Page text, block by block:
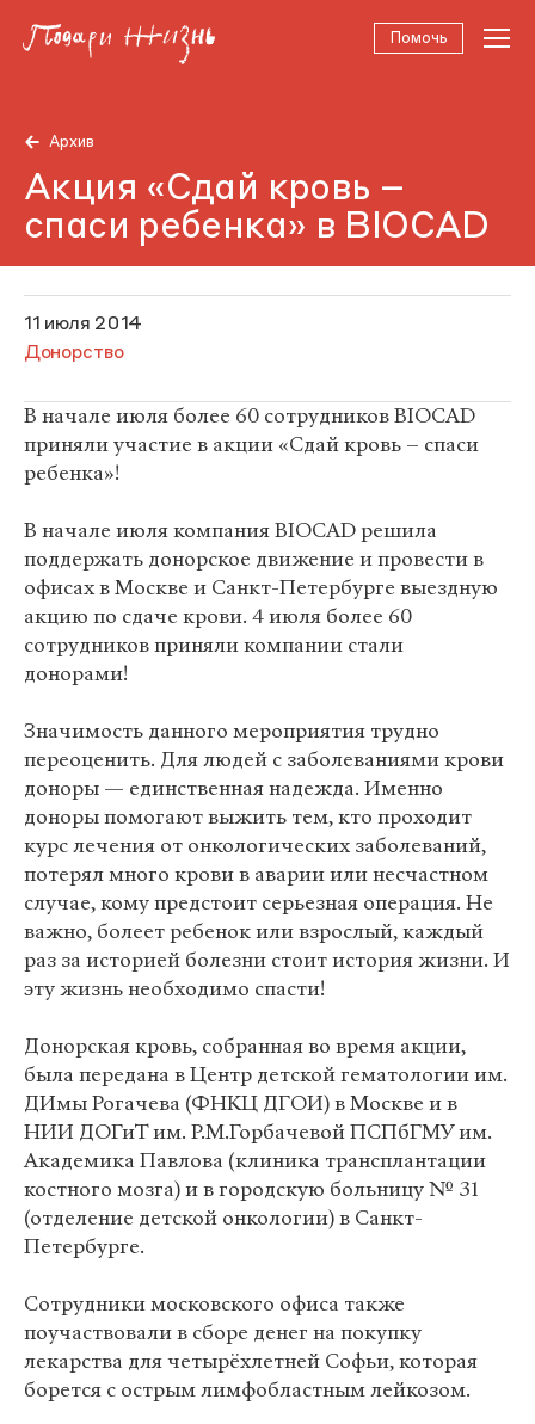
Помочь
Архив
Акция «Сдай кровь –
спаси ребенка» в BIOCAD
11 июля 2014
Донорство
В начале июля более 60 сотрудников BIOCAD
приняли участие в акции «Сдай кровь – спаси
ребенка»!
В начале июля компания BIOCAD решила
поддержать донорское движение и провести в
офисах в Москве и Санкт-Петербурге выездную
акцию по сдаче крови. 4 июля более 60
сотрудников приняли компании стали
донорами!
Значимость данного мероприятия трудно
переоценить. Для людей с заболеваниями крови
доноры — единственная надежда. Именно
доноры помогают выжить тем, кто проходит
курс лечения от онкологических заболеваний,
потерял много крови в аварии или несчастном
случае, кому предстоит серьезная операция. Не
важно, болеет ребенок или взрослый, каждый
раз за историей болезни стоит история жизни. И
эту жизнь необходимо спасти!
Донорская кровь, собранная во время акции,
была передана в Центр детской гематологии им.
ДИмы Рогачева (ФНКЦ ДГОИ) в Москве и в
НИИ ДОГиТ им. Р.М.Горбачевой ПСПбГМУ им.
Академика Павлова (клиника трансплантации
костного мозга) и в городскую больницу № 31
(отделение детской онкологии) в Санкт-
Петербурге.
Сотрудники московского офиса также
поучаствовали в сборе денег на покупку
лекарства для четырёхлетней Софьи, которая
борется с острым лимфобластным лейкозом.